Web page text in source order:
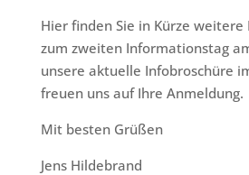
Hier finden Sie in Kürze
zum zweiten Informationstag
unsere aktuelle Infobroschüre
freuen uns auf Ihre Anmeldung.
Mit besten Grüßen
Jens Hildebrand